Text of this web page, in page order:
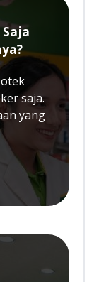
saja.
yang